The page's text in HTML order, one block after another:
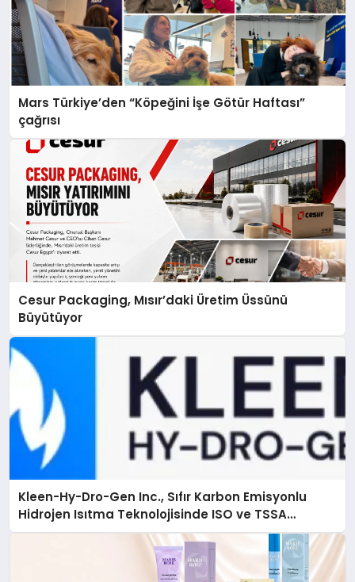
Mars Türkiye’den “Köpeğini İşe Götür Haftası”
çağrısı
Cesur Packaging, Mısır’daki Üretim Üssünü
Büyütüyor
Kleen-Hy-Dro-Gen Inc., Sıfır Karbon Emisyonlu
Hidrojen Isıtma Teknolojisinde ISO ve TSSA
Düzenleyici Onaylarını Aldı